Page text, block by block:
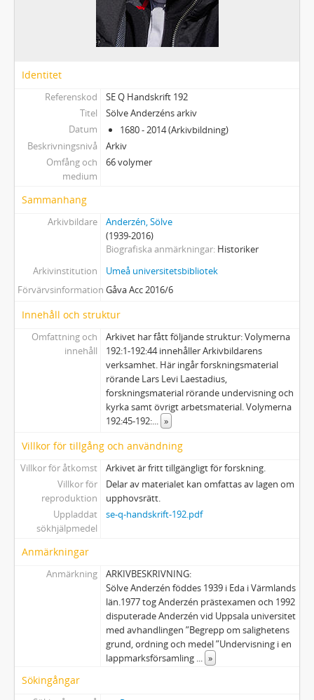
Identitet
Referenskod
SE Q Handskrift 192
Titel
Sölve Anderzéns arkiv
Datum
1680 - 2014 (Arkivbildning)
Beskrivningsnivå
Arkiv
Omfång och
medium
66 volymer
Sammanhang
Arkivbildare
Anderzén, Sölve
(1939-2016)
Biografiska anmärkningar Historiker
Arkivinstitution
Umeå universitetsbibliotek
Förvärvsinformation Gåva Acc 2016/6
Innehåll och struktur
Omfattning och
innehåll
Arkivet har fått följande struktur: Volymerna
192:1-192:44 innehåller Arkivbildarens
verksamhet. Här ingår forskningsmaterial
rörande Lars Levi Laestadius,
forskningsmaterial rörande undervisning och
kyrka samt övrigt arbetsmaterial. Volymerna
192:45-192:... »
Villkor för tillgång och användning
Villkor för åtkomst
Arkivet är fritt tillgängligt för forskning.
Villkor för
reproduktion
Delar av materialet kan omfattas av lagen om
upphovsrätt.
Uppladdat
sökhjälpmedel
se-q-handskrift-192.pdf
Anmärkningar
Anmärkning
ARKIVBESKRIVNING:
Sölve Anderzén föddes 1939 i Eda i Värmlands
län.1977 tog Anderzén prästexamen och 1992
disputerade Anderzén vid Uppsala universitet
med avhandlingen ”Begrepp om salighetens
grund, ordning och medel ”Undervisning i en
lappmarksförsamling ... »
Sökingångar